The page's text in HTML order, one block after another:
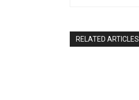
RELATED ARTICLES